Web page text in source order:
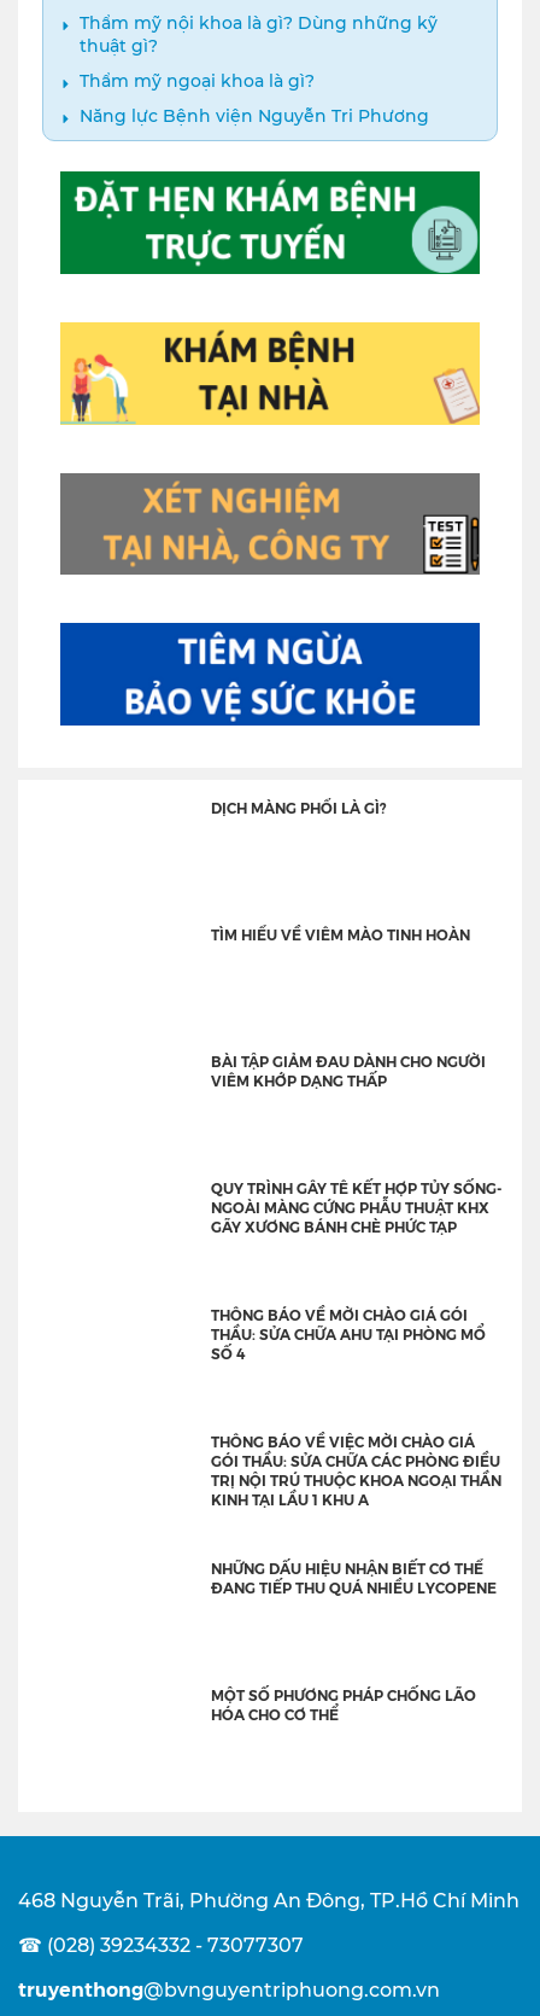
Thẩm mỹ nội khoa là gì? Dùng những kỹ
thuật gì?
Thẩm mỹ ngoại khoa là gì?
Năng lực Bệnh viện Nguyễn Tri Phương
DỊCH MÀNG PHỔI LÀ GÌ?
TÌM HIỂU VỀ VIÊM MÀO TINH HOÀN
BÀI TẬP GIẢM ĐAU DÀNH CHO NGƯỜI
VIÊM KHỚP DẠNG THẤP
QUY TRÌNH GÂY TÊ KẾT HỢP TỦY SỐNG-
NGOÀI MÀNG CỨNG PHẪU THUẬT KHX
GÃY XƯƠNG BÁNH CHÈ PHỨC TẠP
THÔNG BÁO VỀ MỜI CHÀO GIÁ GÓI
THẦU: SỬA CHỮA AHU TẠI PHÒNG MỔ
SỐ 4
THÔNG BÁO VỀ VIỆC MỜI CHÀO GIÁ
GÓI THẦU: SỬA CHỮA CÁC PHÒNG ĐIỀU
TRỊ NỘI TRÚ THUỘC KHOA NGOẠI THẦN
KINH TẠI LẦU 1 KHU A
NHỮNG DẤU HIỆU NHẬN BIẾT CƠ THỂ
ĐANG TIẾP THU QUÁ NHIỀU LYCOPENE
MỘT SỐ PHƯƠNG PHÁP CHỐNG LÃO
HÓA CHO CƠ THỂ
468 Nguyễn Trãi, Phường An Đông, TP.Hồ Chí Minh
☎ (028) 39234332 - 73077307
truyenthong@bvnguyentriphuong.com.vn